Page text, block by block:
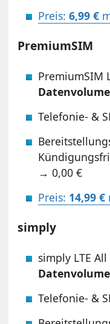
Preis:6,99 €
PremiumSIM
PremiumSIM
Telefonie- &
→ 0,00 €
Preis: 14,99 €
simply
simply LTE All
Telefonie- &